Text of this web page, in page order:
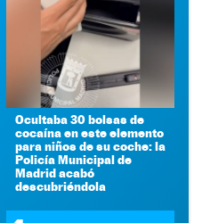
Ocultaba 30 bolsas de
cocaína en este elemento
para niños de su coche: la
Policía Municipal de
Madrid acabó
descubriéndola